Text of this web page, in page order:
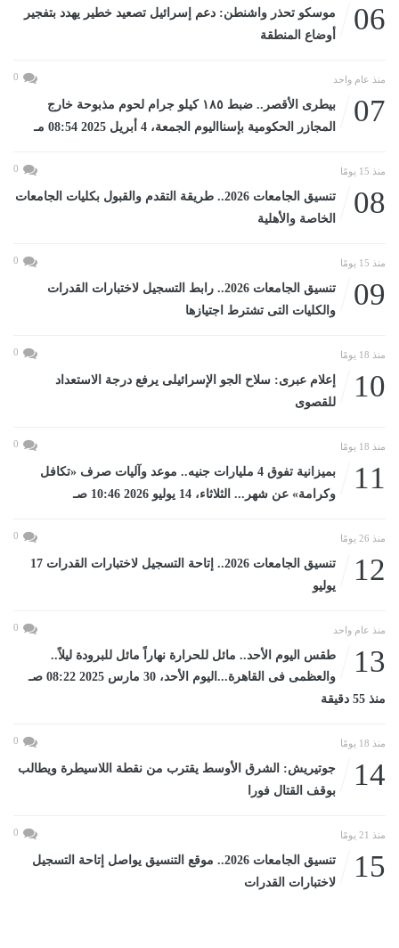
06
موسكو تحذر واشنطن: دعم إسرائيل تصعيد خطير يهدد بتفجير
أوضاع المنطقة
منذ عام واحد 0
07
بيطرى الأقصر.. ضبط ١٨٥ كيلو جرام لحوم مذبوحة خارج
المجازر الحكومية بإسنااليوم الجمعة، 4 أبريل 2025 08:54 مـ
منذ 15 يومًا 0
08
تنسيق الجامعات 2026.. طريقة التقدم والقبول بكليات الجامعات
الخاصة والأهلية
منذ 15 يومًا 0
09
تنسيق الجامعات 2026.. رابط التسجيل لاختبارات القدرات
والكليات التى تشترط اجتيازها
منذ 18 يومًا 0
10
إعلام عبرى: سلاح الجو الإسرائيلى يرفع درجة الاستعداد
للقصوى
منذ 18 يومًا 0
11
بميزانية تفوق 4 مليارات جنيه.. موعد وآليات صرف «تكافل
وكرامة» عن شهر... الثلاثاء، 14 يوليو 2026 10:46 صـ
منذ 26 يومًا 0
12
تنسيق الجامعات 2026.. إتاحة التسجيل لاختبارات القدرات 17
يوليو
منذ عام واحد 0
13
طقس اليوم الأحد.. مائل للحرارة نهاراً مائل للبرودة ليلاً..
والعظمى فى القاهرة...اليوم الأحد، 30 مارس 2025 08:22 صـ
منذ 55 دقيقة
منذ 18 يومًا 0
14
جوتيريش: الشرق الأوسط يقترب من نقطة اللاسيطرة ويطالب
بوقف القتال فورا
منذ 21 يومًا 0
15
تنسيق الجامعات 2026.. موقع التنسيق يواصل إتاحة التسجيل
لاختبارات القدرات